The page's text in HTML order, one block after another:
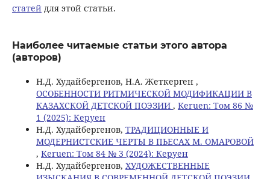
статейдля этой статьи.
Наиболее читаемые статьи этого автора
(авторов)
Н.Д. Худайбергенов, Н.А. Жеткерген ,
ОСОБЕННОСТИ РИТМИЧЕСКОЙ МОДИФИКАЦИИ В
КАЗАХСКОЙ ДЕТСКОЙ ПОЭЗИИ , Keruen: Том 86 №
1 (2025): Керуен
Н.Д. Худайбергенов, ТРАДИЦИОННЫЕ И
МОДЕРНИСТСКИЕ ЧЕРТЫ В ПЬЕСАХ М. ОМАРОВОЙ
, Keruen: Том 84 № 3 (2024): Керуен
Н.Д. Худайбергенов, ХУДОЖЕСТВЕННЫЕ